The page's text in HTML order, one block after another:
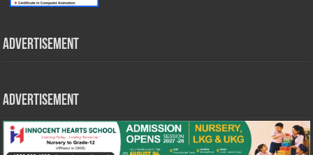
Advertisement
Advertisement